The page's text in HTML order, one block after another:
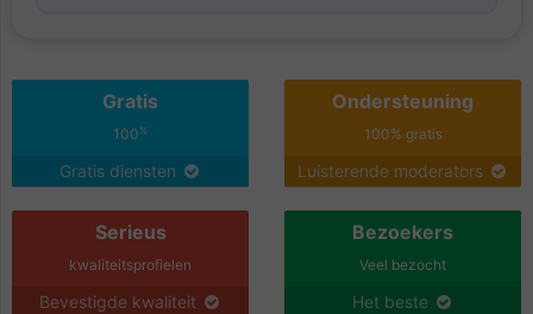
Gratis
100%
Gratis diensten
Ondersteuning
100% gratis
Luisterende moderators
Serieus
kwaliteitsprofielen
Bevestigde kwaliteit
Bezoekers
Veel bezocht
Het beste